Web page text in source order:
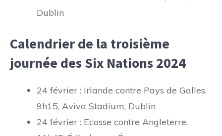
Dublin
Calendrier de la troisième
journée des Six Nations 2024
24 février : Irlande contre Pays de Galles,
9h15, Aviva Stadium, Dublin
24 février : Ecosse contre Angleterre,